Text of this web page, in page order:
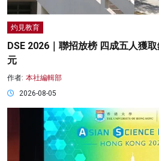
灼見教育
DSE 2026｜聯招放榜 四成五人獲
元
作者: 本社編輯部
2026-08-05